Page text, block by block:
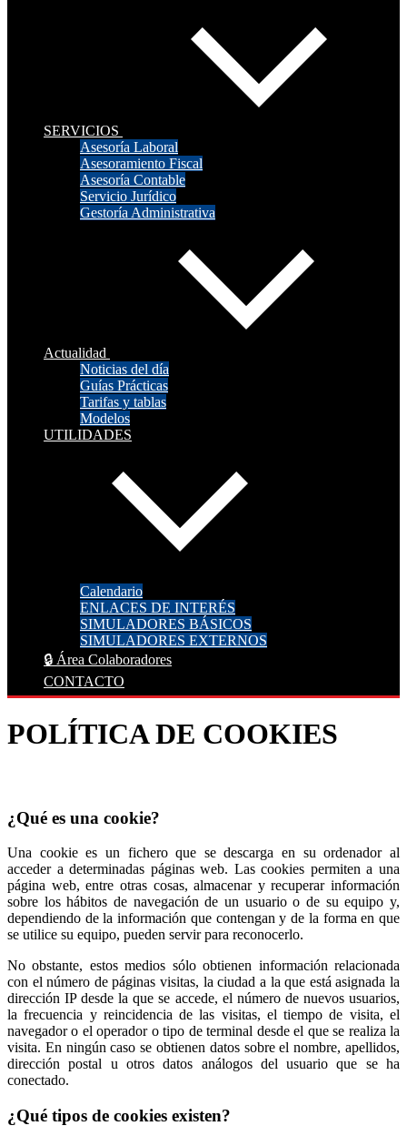
SERVICIOS
Asesoría Laboral
Asesoramiento Fiscal
Asesoría Contable
Servicio Jurídico
Gestoría Administrativa
Actualidad
Noticias del día
Guías Prácticas
Tarifas y tablas
Modelos
UTILIDADES
Calendario
ENLACES DE INTERÉS
SIMULADORES BÁSICOS
SIMULADORES EXTERNOS
🔒 Área Colaboradores
CONTACTO
POLÍTICA DE COOKIES
¿Qué es una cookie?
Una cookie es un fichero que se descarga en su ordenador al
acceder a determinadas páginas web. Las cookies permiten a una
página web, entre otras cosas, almacenar y recuperar información
sobre los hábitos de navegación de un usuario o de su equipo y,
dependiendo de la información que contengan y de la forma en que
se utilice su equipo, pueden servir para reconocerlo.
No obstante, estos medios sólo obtienen información relacionada
con el número de páginas visitas, la ciudad a la que está asignada la
dirección IP desde la que se accede, el número de nuevos usuarios,
la frecuencia y reincidencia de las visitas, el tiempo de visita, el
navegador o el operador o tipo de terminal desde el que se realiza la
visita. En ningún caso se obtienen datos sobre el nombre, apellidos,
dirección postal u otros datos análogos del usuario que se ha
conectado.
¿Qué tipos de cookies existen?